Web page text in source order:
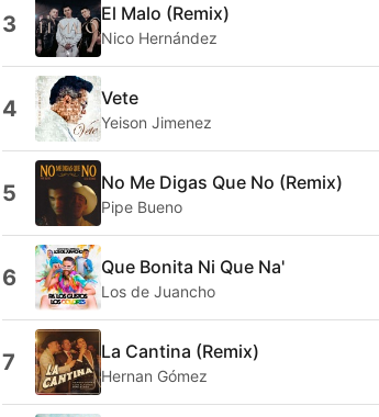
3 El Malo (Remix)
Nico Hernández
4 Vete
Yeison Jimenez
5 No Me Digas Que No (Remix)
Pipe Bueno
6 Que Bonita Ni Que Na'
Los de Juancho
7 La Cantina (Remix)
Hernan Gómez